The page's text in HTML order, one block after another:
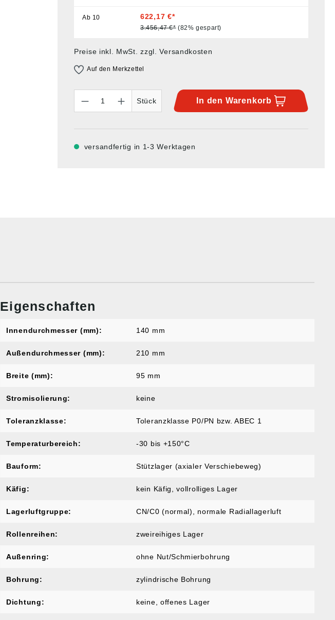
Ab 10 622,17 €*
3.456,47 €* (82% gespart)
Preise inkl. MwSt. zzgl. Versandkosten
Auf den Merkzettel
Stück
In den Warenkorb
versandfertig in 1-3 Werktagen
Eigenschaften
Innendurchmesser (mm): 140 mm
Außendurchmesser (mm): 210 mm
Breite (mm): 95 mm
Stromisolierung: keine
Toleranzklasse: Toleranzklasse P0/PN bzw. ABEC 1
Temperaturbereich: -30 bis +150°C
Bauform: Stützlager (axialer Verschiebeweg)
Käfig: kein Käfig, vollrolliges Lager
Lagerluftgruppe: CN/C0 (normal) , normale Radiallagerluft
Rollenreihen: zweireihiges Lager
Außenring: ohne Nut/Schmierbohrung
Bohrung: zylindrische Bohrung
Dichtung: keine, offenes Lager